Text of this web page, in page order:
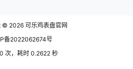
© 2026 可乐鸡表盘官网
备2022062674号
次，耗时 0.2622 秒